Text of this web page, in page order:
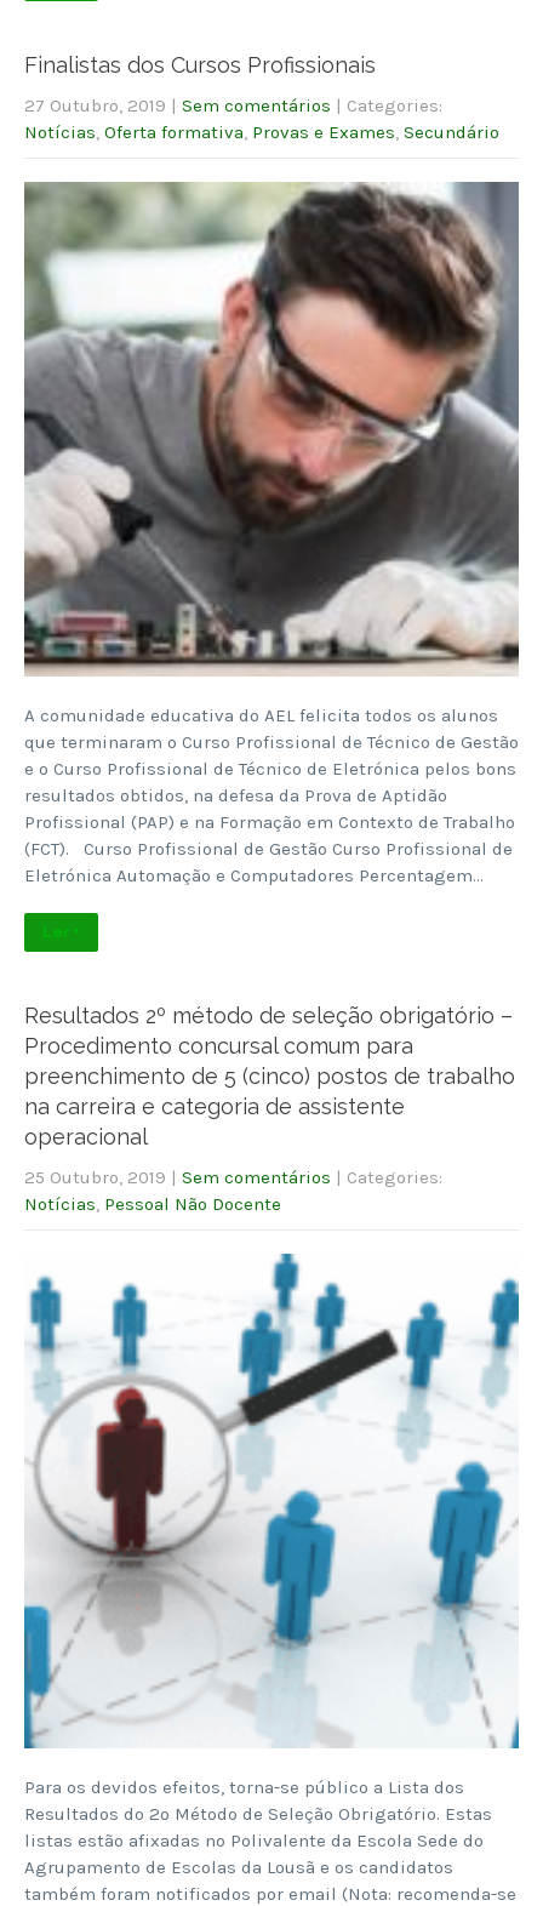
Finalistas dos Cursos Profissionais
27 Outubro, 2019 | Sem comentários | Categories:
Notícias Oferta formativa Provas e Exames Secundário
A comunidade educativa do AEL felicita todos os alunos
que terminaram o Curso Profissional de Técnico de Gestão
e o Curso Profissional de Técnico de Eletrónica pelos bons
resultados obtidos, na defesa da Prova de Aptidão
Profissional (PAP) e na Formação em Contexto de Trabalho
(FCT). Curso Profissional de Gestão Curso Profissional de
Eletrónica Automação e Computadores Percentagem…
Ler +
Resultados 2º método de seleção obrigatório –
Procedimento concursal comum para
preenchimento de 5 (cinco) postos de trabalho
na carreira e categoria de assistente
operacional
25 Outubro, 2019 | Sem comentários | Categories:
Notícias Pessoal Não Docente
Para os devidos efeitos, torna-se público a Lista dos
Resultados do 2º Método de Seleção Obrigatório. Estas
listas estão afixadas no Polivalente da Escola Sede do
Agrupamento de Escolas da Lousã e os candidatos
também foram notificados por email (Nota: recomenda-se